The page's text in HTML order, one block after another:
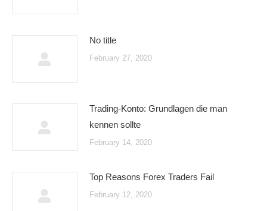
No title
February 27, 2020
Trading-Konto: Grundlagen die man
kennen sollte
February 14, 2020
Top Reasons Forex Traders Fail
February 12, 2020